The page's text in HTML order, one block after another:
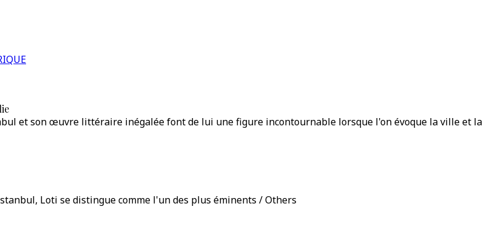
et son œuvre littéraire inégalée font de lui une figure incontournable lorsque l'on évoque la ville et la
Loti se distingue comme l'un des plus éminents / Others